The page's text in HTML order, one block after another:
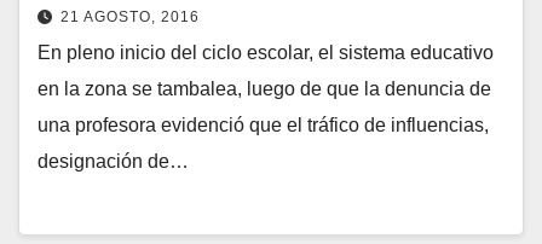
21 AGOSTO, 2016
En pleno inicio del ciclo escolar, el sistema educativo
en la zona se tambalea, luego de que la denuncia de
una profesora evidenció que el tráfico de influencias,
designación de…